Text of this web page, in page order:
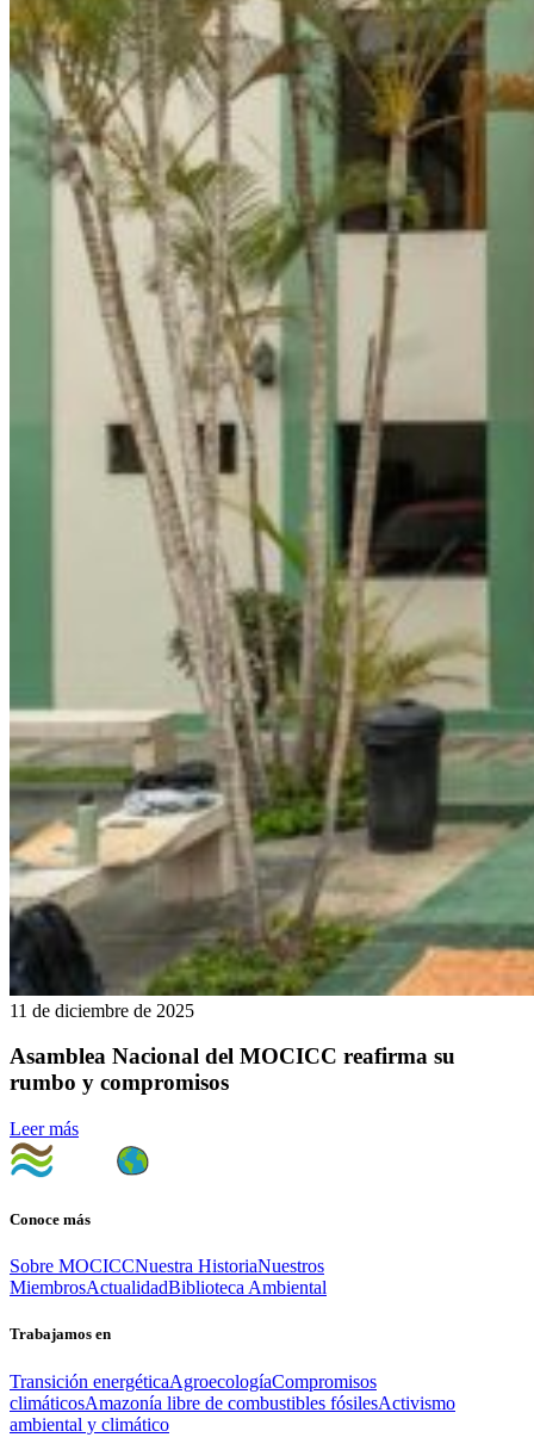
11 de diciembre de 2025
Asamblea Nacional del MOCICC reafirma su
rumbo y compromisos
Leer más
Conoce más
Sobre MOCICCNuestra HistoriaNuestros
MiembrosActualidadBiblioteca Ambiental
Trabajamos en
Transición energéticaAgroecologíaCompromisos
climáticosAmazonía libre de combustibles fósilesActivismo
ambiental y climático